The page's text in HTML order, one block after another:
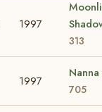
1997
313
1997
Nanna
705